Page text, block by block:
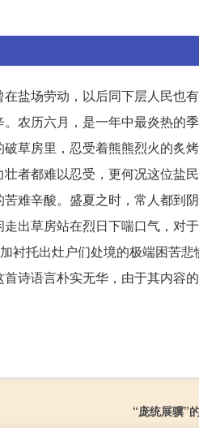
盐场劳动，以后同下层人民也
农历六月，是一年中最炎热的
草房里，忍受着熊熊烈火的炙
者都难以忍受，更何况这位盐
难辛酸。盛夏之时，常人都到阴
出草房站在烈日下喘口气，对
衬托出灶户们处境的极端困苦悲
诗语言朴实无华，由于其内容
“庞统展骥”